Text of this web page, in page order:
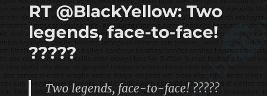
RT @BlackYellow: Two
legends, face-to-face!
?????
Two legends, face-to-face! ?????